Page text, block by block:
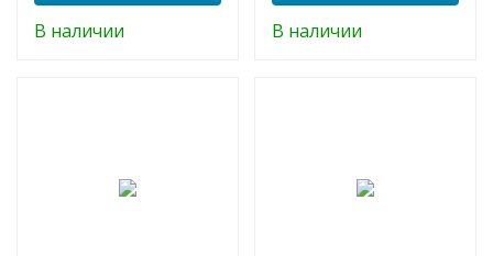
В наличии В наличии